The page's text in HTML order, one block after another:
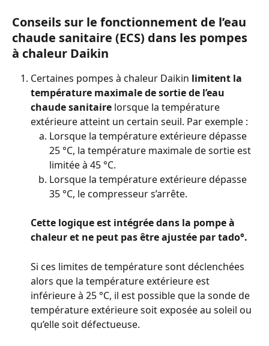
Conseils sur le fonctionnement de l’eau
chaude sanitaire (ECS) dans les pompes
à chaleur Daikin
Certaines pompes à chaleur Daikin limitent la
température maximale de sortie de l’eau
chaude sanitaire lorsque la température
extérieure atteint un certain seuil. Par exemple :
Lorsque la température extérieure dépasse
25 °C, la température maximale de sortie est
limitée à 45 °C.
Lorsque la température extérieure dépasse
35 °C, le compresseur s’arrête.
Cette logique est intégrée dans la pompe à
chaleur et ne peut pas être ajustée par tado°.
Si ces limites de température sont déclenchées
alors que la température extérieure est
inférieure à 25 °C, il est possible que la sonde de
température extérieure soit exposée au soleil ou
qu’elle soit défectueuse.